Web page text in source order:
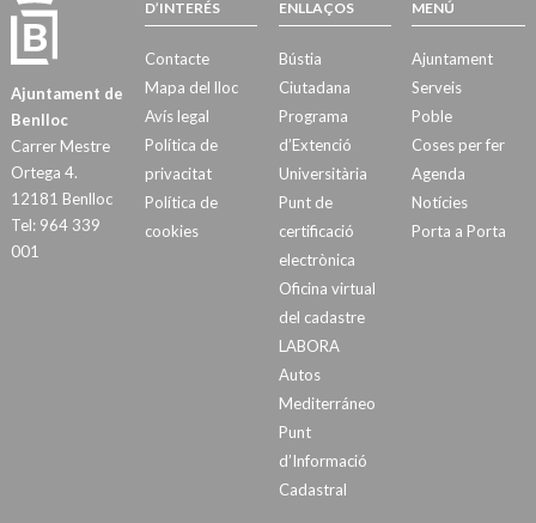
Ajuntament de
Benlloc
Carrer Mestre
Ortega 4.
12181 Benlloc
Tel: 964 339
001
D’INTERÉS
Contacte
Mapa del lloc
Avís legal
Política de
privacitat
Política de
cookies
ENLLAÇOS
Bústia
Ciutadana
Programa
d’Extenció
Universitària
Punt de
certificació
electrònica
Oficina virtual
del cadastre
LABORA
Autos
Mediterráneo
Punt
d’Informació
Cadastral
MENÚ
Ajuntament
Serveis
Poble
Coses per fer
Agenda
Notícies
Porta a Porta